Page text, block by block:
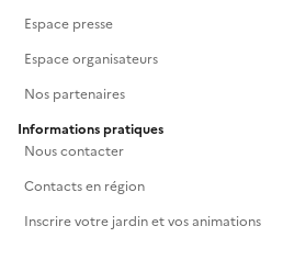
Espace presse
Espace organisateurs
Nos partenaires
Informations pratiques
Nous contacter
Contacts en région
Inscrire votre jardin et vos animations